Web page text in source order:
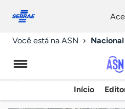
conosco
Você está na ASN Nacional
Início